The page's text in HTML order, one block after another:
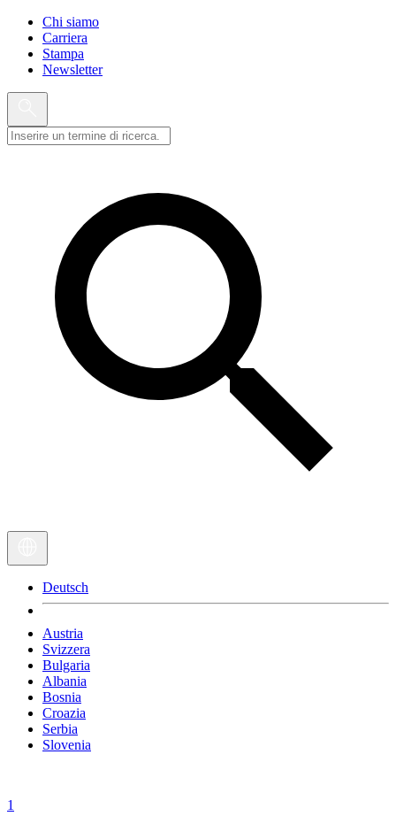
Chi siamo
Carriera
Stampa
Newsletter
Deutsch
Austria
Svizzera
Bulgaria
Albania
Bosnia
Croazia
Serbia
Slovenia
1